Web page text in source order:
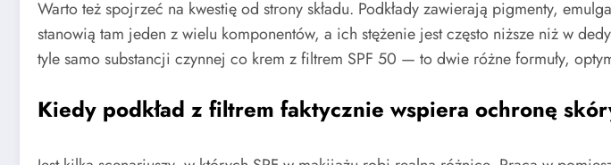
Warto też spojrzeć na kwestię od strony składu. Podkłady zawierają pigmenty,
stanowią tam jeden z wielu komponentów, a ich stężenie jest często niższe niż w
tyle samo substancji czynnej co krem z filtrem SPF 50 — to dwie różne formuły,
Kiedy podkład z filtrem faktycznie wspiera ochronę